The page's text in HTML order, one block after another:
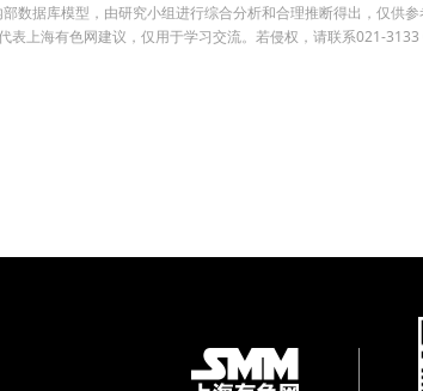
数据库模型，由研究小组进行综合分析和合理推断得出，仅供
上海有色网建议，仅用于学习交流。若侵权，请联系021-3133